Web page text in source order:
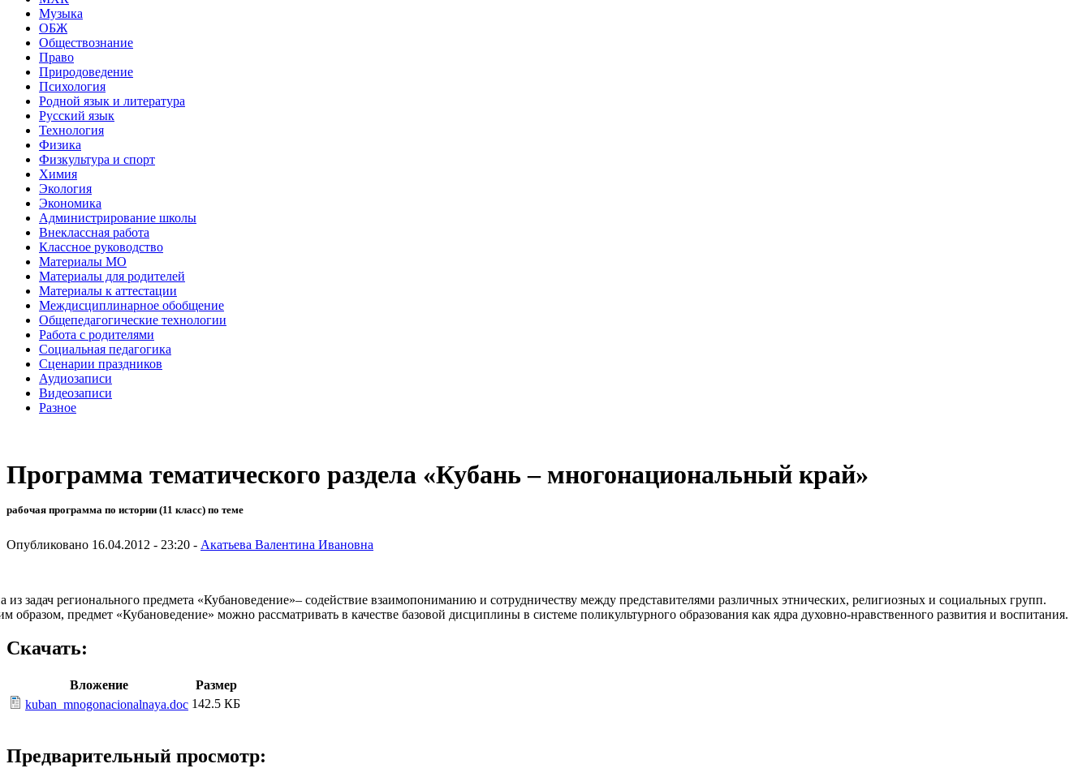
Музыка
ОБЖ
Обществознание
Право
Природоведение
Психология
Родной язык и литература
Русский язык
Технология
Физика
Физкультура и спорт
Химия
Экология
Экономика
Администрирование школы
Внеклассная работа
Классное руководство
Материалы МО
Материалы для родителей
Материалы к аттестации
Междисциплинарное обобщение
Общепедагогические технологии
Работа с родителями
Социальная педагогика
Сценарии праздников
Аудиозаписи
Видеозаписи
Разное
Программа тематического раздела «Кубань – многонациональный край»
рабочая программа по истории (11 класс) по теме
Опубликовано 16.04.2012 - 23:20 - Акатьева Валентина Ивановна
из задач регионального предмета «Кубановедение»– содействие взаимопониманию и сотрудничеству между представителями различных этнических, религиозных и социальных групп.
образом, предмет «Кубановедение» можно рассматривать в качестве базовой дисциплины в системе поликультурного образования как ядра духовно-нравственного развития и воспитания.
Скачать:
Вложение
Размер
kuban_mnogonacionalnaya.doc 142.5 КБ
Предварительный просмотр: